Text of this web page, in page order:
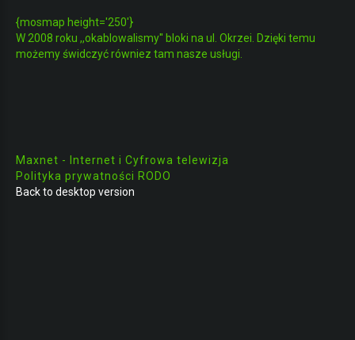
{mosmap height='250'}
W 2008 roku ,,okablowalismy'' bloki na ul. Okrzei. Dzięki temu
możemy świdczyć równiez tam nasze usługi.
Maxnet - Internet i Cyfrowa telewizja
Polityka prywatności RODO
Back to desktop version